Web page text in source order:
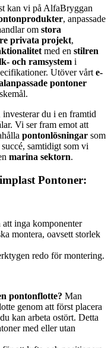
kan vi på AlfaBryggan
, anpassade
om stora
privata projekt,
med en stilren
och ramsystem i
Utöver vårt e-
pontoner
du i en framtid
Vi ser fram emot att
pontonlösningar som
samtidigt som vi
marina sektorn.
Pontoner:
inga komponenter
montera, oavsett storlek
redo för montering.
pontonflotte? Man
genom att först placera
kan arbeta ostört. Detta
med eller utan